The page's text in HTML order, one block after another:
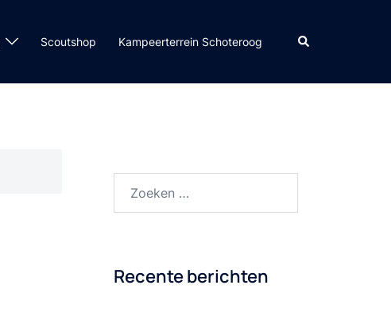
Scoutshop Kampeerterrein Schoteroog Zoeken
naar:
Recente berichten